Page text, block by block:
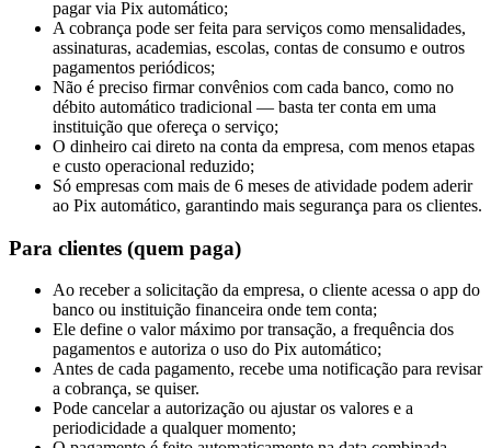
pagar via Pix automático;
A cobrança pode ser feita para serviços como mensalidades,
assinaturas, academias, escolas, contas de consumo e outros
pagamentos periódicos;
Não é preciso firmar convênios com cada banco, como no
débito automático tradicional — basta ter conta em uma
instituição que ofereça o serviço;
O dinheiro cai direto na conta da empresa, com menos etapas
e custo operacional reduzido;
Só empresas com mais de 6 meses de atividade podem aderir
ao Pix automático, garantindo mais segurança para os clientes.
Para clientes (quem paga)
Ao receber a solicitação da empresa, o cliente acessa o app do
banco ou instituição financeira onde tem conta;
Ele define o valor máximo por transação, a frequência dos
pagamentos e autoriza o uso do Pix automático;
Antes de cada pagamento, recebe uma notificação para revisar
a cobrança, se quiser.
Pode cancelar a autorização ou ajustar os valores e a
periodicidade a qualquer momento;